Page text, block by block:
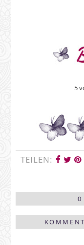
5
TEILEN:
0